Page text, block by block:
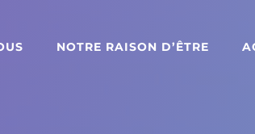
NOTRE RAISON D’ÊTRE